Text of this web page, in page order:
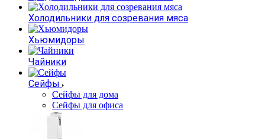
Холодильники для созревания мяса
Хьюмидоры
Чайники
Сейфы
Сейфы для дома
Сейфы для офиса